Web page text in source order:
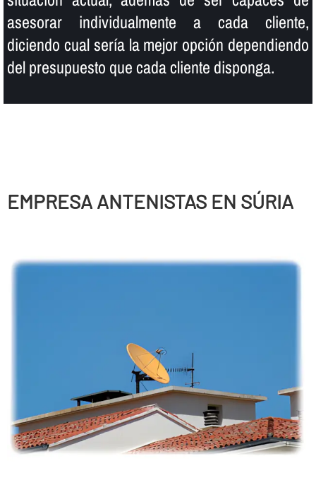
asesorar individualmente a cada cliente,
diciendo cual serí­a la mejor opción dependiendo
del presupuesto que cada cliente disponga.
EMPRESA ANTENISTAS EN SÚRIA